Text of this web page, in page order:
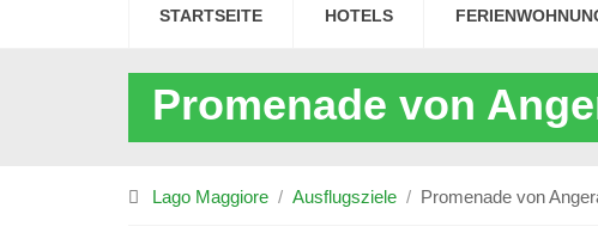
STARTSEITE HOTELS
Promenade von
Lago Maggiore Ausflugsziele Promenade von